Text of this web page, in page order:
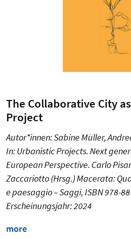
The Collaborative City
Project
Autor*innen: Sabine Müller,
In: Urbanistic Projects. Next
European Perspective. Carlo
Zaccariotto (Hrsg.) Macerata:
e paesaggio – Saggi, ISBN 978-
Erscheinungsjahr: 2024
more